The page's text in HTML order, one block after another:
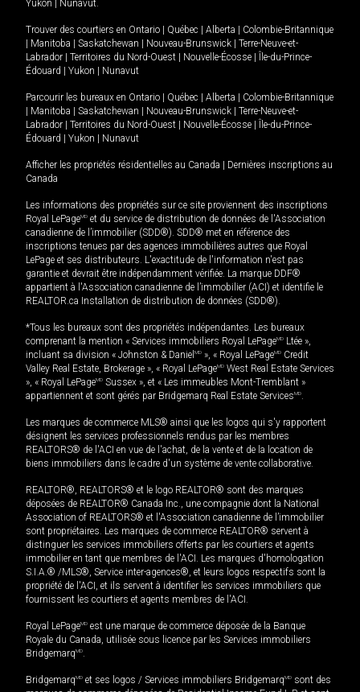
Yukon
Nunavut.
Trouver des courtiers en Ontario Québec Alberta
Colombie-Britannique
Manitoba Saskatchewan Nouveau-Brunswick
Terre-Neuve-et-
Labrador
Territoires du Nord-Ouest Nouvelle-Écosse
Île-du-Prince-
Édouard
Yukon Nunavut
Parcourir les bureaux en Ontario Québec Alberta
Colombie-Britannique
Manitoba Saskatchewan Nouveau-Brunswick
Terre-Neuve-et-
Labrador
Territoires du Nord-Ouest Nouvelle-Écosse
Île-du-Prince-
Édouard
Yukon Nunavut
Afficher les propriétés résidentielles au Canada
Dernières inscriptions au
Canada
Les informations des propriétés sur ce site proviennent des inscriptions
Royal LePageMD et du service de distribution de données de l'Association
canadienne de l’immobilier (SDD®). SDD® met en référence des
inscriptions tenues par des agences immobilières autres que Royal
LePage et ses distributeurs. L'exactitude de l'information n'est pas
garantie et devrait être indépendamment vérifiée. La marque DDF®
appartient à l'Association canadienne de l’immobilier (ACI) et identifie le
REALTOR.ca Installation de distribution de données (SDD®).
*Tous les bureaux sont des propriétés indépendantes. Les bureaux
comprenant la mention « Services immobiliers Royal LePageMD Ltée »,
incluant sa division « Johnston & Daniel MD », « Royal LePageMD Credit
Valley Real Estate, Brokerage », « Royal LePageMD West Real Estate Services
», « Royal LePageMD Sussex », et « Les immeubles Mont-Tremblant »
appartiennent et sont gérés par Bridgemarq Real Estate ServicesMD.
Les marques de commerce MLS® ainsi que les logos qui s'y rapportent
désignent les services professionnels rendus par les membres
REALTORS® de l'ACI en vue de l'achat, de la vente et de la location de
biens immobiliers dans le cadre d'un système de vente collaborative.
REALTOR®, REALTORS® et le logo REALTOR® sont des marques
déposées de REALTOR® Canada Inc., une compagnie dont la National
Association of REALTORS® et l'Association canadienne de l’immobilier
sont propriétaires. Les marques de commerce REALTOR® servent à
distinguer les services immobiliers offerts par les courtiers et agents
immobilier en tant que membres de l'ACI. Les marques d'homologation
S.I.A.® /MLS®, Service inter-agences®, et leurs logos respectifs sont la
propriété de l'ACI, et ils servent à identifier les services immobiliers que
fournissent les courtiers et agents membres de l'ACI.
Royal LePageMD est une marque de commerce déposée de la Banque
Royale du Canada, utilisée sous licence par les Services immobiliers
BridgemarqMD.
BridgemarqMD et ses logos / Services immobiliers BridgemarqMD sont des